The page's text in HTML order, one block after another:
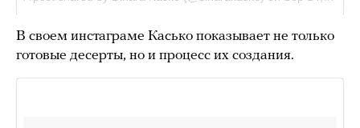
В своем инстаграме Касько показывает не только
готовые десерты, но и процесс их создания.